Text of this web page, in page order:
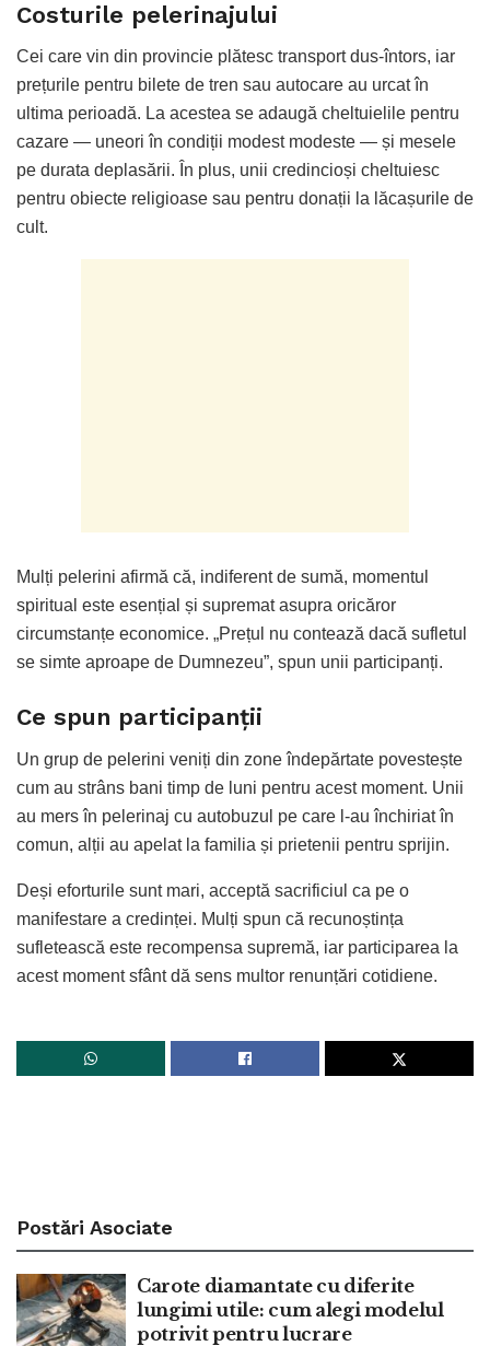
Costurile pelerinajului
Cei care vin din provincie plătesc transport dus-întors, iar
prețurile pentru bilete de tren sau autocare au urcat în
ultima perioadă. La acestea se adaugă cheltuielile pentru
cazare — uneori în condiții modest modeste — și mesele
pe durata deplasării. În plus, unii credincioși cheltuiesc
pentru obiecte religioase sau pentru donații la lăcașurile de
cult.
Mulți pelerini afirmă că, indiferent de sumă, momentul
spiritual este esențial și supremat asupra oricăror
circumstanțe economice. „Prețul nu contează dacă sufletul
se simte aproape de Dumnezeu”, spun unii participanți.
Ce spun participanții
Un grup de pelerini veniți din zone îndepărtate povestește
cum au strâns bani timp de luni pentru acest moment. Unii
au mers în pelerinaj cu autobuzul pe care l-au închiriat în
comun, alții au apelat la familia și prietenii pentru sprijin.
Deși eforturile sunt mari, acceptă sacrificiul ca pe o
manifestare a credinței. Mulți spun că recunoștința
sufletească este recompensa supremă, iar participarea la
acest moment sfânt dă sens multor renunțări cotidiene.
Postări Asociate
Carote diamantate cu diferite
lungimi utile: cum alegi modelul
potrivit pentru lucrare